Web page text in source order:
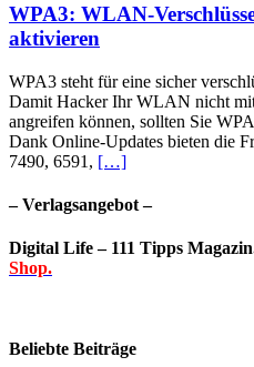
WPA3: WLAN-
aktivieren
WPA3 steht für eine sicher
Damit Hacker Ihr WLAN nicht mit
angreifen können, sollten Sie
Dank Online-Updates bieten die
7490, 6591, […]
– Verlagsangebot –
Digital Life – 111 Tipps
Shop.
Beliebte Beiträge